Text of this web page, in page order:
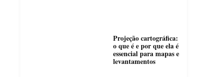
Projeção cartográfica:
o que é e por que ela é
essencial para mapas e
levantamentos